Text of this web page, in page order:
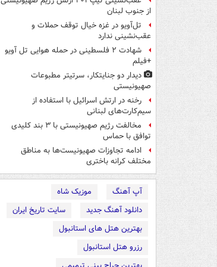
از جنوب لبنان
تل‌آویو در غزه خیال توقف حملات و
عقب‌نشینی ندارد
شهادت ۲ فلسطینی در حمله هوایی تل آویو
+فیلم
دیدار دو جنایتکار،‌ سرتیتر مطبوعات
صهیونیستی
رخنه در ارتش اسرائیل با استفاده از
سیم‌کارت‌های لبنانی
مخالفت رژیم صهیونیستی با ۳ بند کلیدی
توافق با حماس
ادامه تجاوزات صهیونیست‌ها به مناطق
مختلف کرانه باختری
آپ آهنگ
موزیک شاه
دانلود آهنگ جدید
سایت تاریخ ایران
بهترین هتل های استانبول
رزرو هتل استانبول